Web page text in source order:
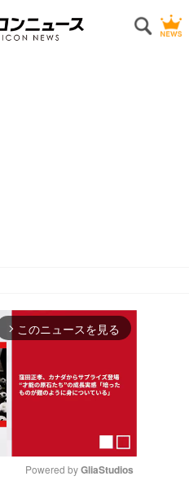
arrow_forward_ios このニュースを見る
Powered by GliaStudios